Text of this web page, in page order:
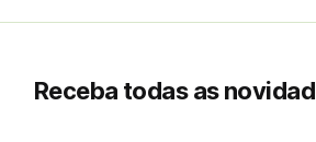
Receba todas as